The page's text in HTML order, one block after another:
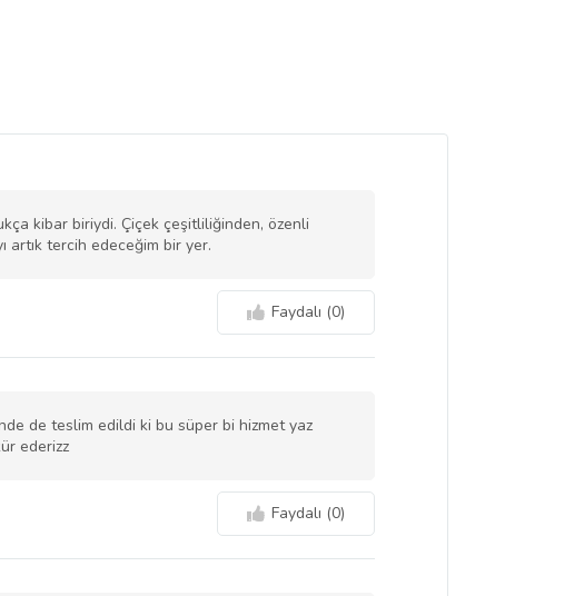
kibar biriydi. Çiçek çeşitliliğinden, özenli
artık tercih edeceğim bir yer.
Faydalı (0)
de teslim edildi ki bu süper bi hizmet yaz
ederizz
Faydalı (0)